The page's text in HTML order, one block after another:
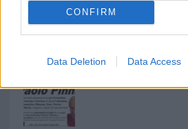
CONFIRM
Data Deletion Data Access
Mario Malu